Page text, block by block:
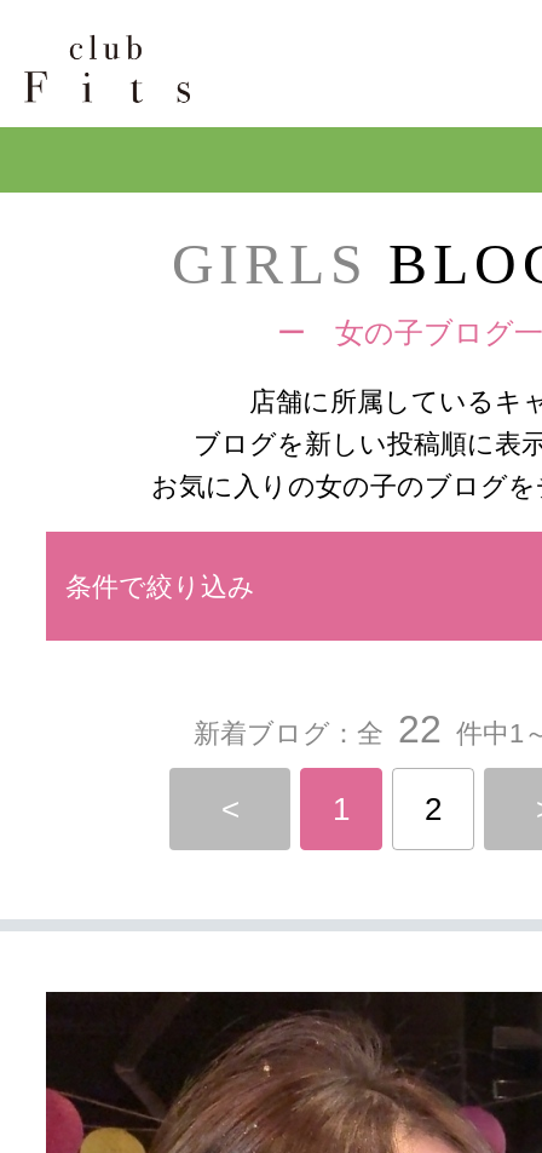
GIRLS
ー 女の子ブログ
店舗に所属しているキ
ブログを新しい投稿順に表
お気に入りの女の子のブログ
条件で絞り込み
新着ブログ：全 22 件中1
< 1 2